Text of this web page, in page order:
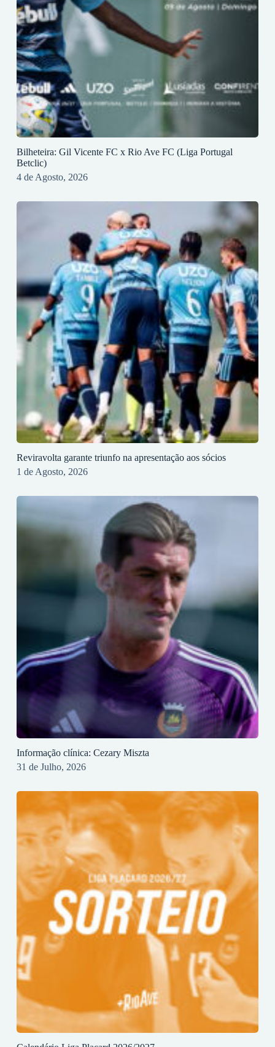
Bilheteira: Gil Vicente FC x Rio Ave FC (Liga Portugal
Betclic)
4 de Agosto, 2026
Reviravolta garante triunfo na apresentação aos sócios
1 de Agosto, 2026
Informação clínica: Cezary Miszta
31 de Julho, 2026